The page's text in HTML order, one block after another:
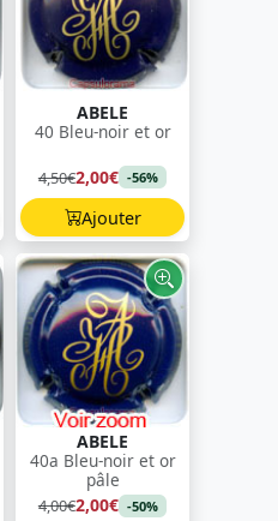
ABELE
40 Bleu-noir et or
4,50€2,00€ -56%
Ajouter
ABELE
40a Bleu-noir et or
pâle
4,00€2,00€ -50%